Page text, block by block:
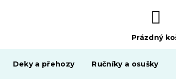
NÁKUPNÍ
KOŠÍK
Prázdný
Deky a přehozy Ručníky a osušky